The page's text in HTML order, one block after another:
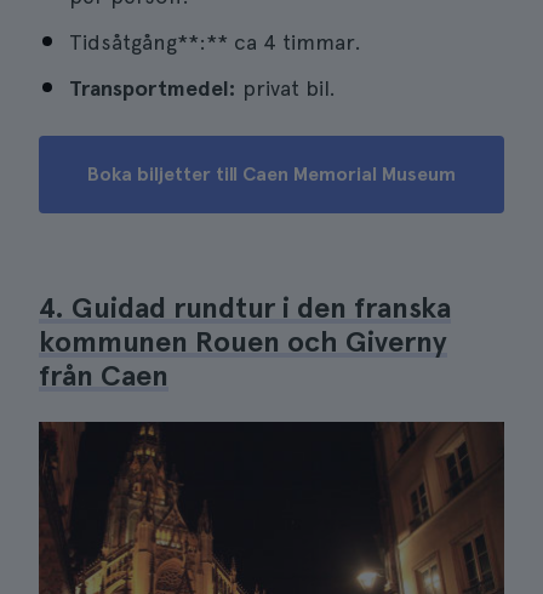
Tidsåtgång**:** ca 4 timmar.
Transportmedel: privat bil.
Boka biljetter till Caen Memorial Museum
4. Guidad rundtur i den franska
kommunen Rouen och Giverny
från Caen